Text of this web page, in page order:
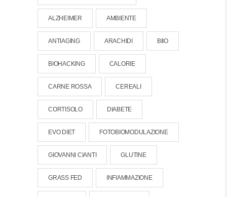
ALZHEIMER AMBIENTE
ANTIAGING ARACHIDI BIIO
BIOHACKING CALORIE
CARNE ROSSA CEREALI
CORTISOLO DIABETE
EVO DIET FOTOBIOMODULAZIONE
GIOVANNI CIANTI GLUTINE
GRASS FED INFIAMMAZIONE